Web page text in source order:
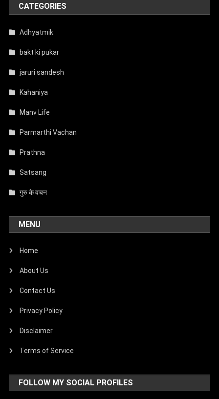
CATEGORIES
Adhyatmik
bakt ki pukar
jaruri sandesh
Kahaniya
Manv Life
Parmarthi Vachan
Prathna
Satsang
गुरु के वचन
MENU
Home
About Us
Contact Us
Privacy Policy
Disclaimer
Terms of Service
FOLLOW MY SOCIAL PROFILES